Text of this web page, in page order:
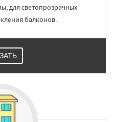
для светопрозрачных
балконов.